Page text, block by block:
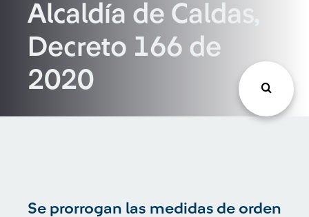
BuscarAlcaldía de Caldas,
Decreto 166 de
2020
Se prorrogan las medidas de orden